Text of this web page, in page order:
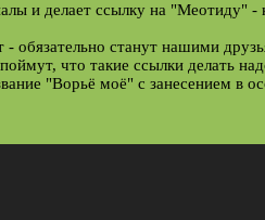
и делает ссылку на "Меотиду" -
- обязательно станут нашими
что такие ссылки делать
"Ворьё моё" с занесением в